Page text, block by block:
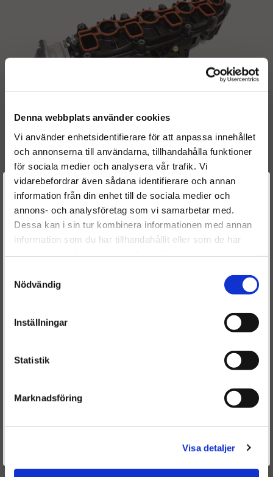
Denna webbplats använder cookies
Vi använder enhetsidentifierare för att anpassa innehållet
och annonserna till användarna, tillhandahålla funktioner
för sociala medier och analysera vår trafik. Vi
vidarebefordrar även sådana identifierare och annan
information från din enhet till de sociala medier och
annons- och analysföretag som vi samarbetar med.
Dessa kan i sin tur kombinera informationen med annan
information som du har tillhandahållit eller som de har
Nödvändig
Inställningar
Statistik
Marknadsföring
Visa detaljer
Givetvis har vi även helt nya insugför dom tillfällen då
renoverad inte finns att tillgå. Och skulle vi mot all
förmodan inte kunna leverera, så kan vi alltid erbjuda
renovering av ditt befintliga insug.
Välkommen till
Dieselspecialisten.se
För att förbättra din upplevelse på vår hemsida ber vi dig
välja vilken kategori du tillhör
Välkommen tillbaka! Klicka här för att komma till dina sidor.
Givetvis går det även bra att handla utan att logga in.